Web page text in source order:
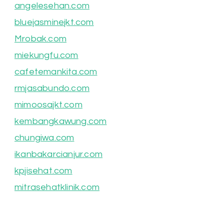
angelesehan.com
bluejasminejkt.com
Mrobak.com
miekungfu.com
cafetemankita.com
rmjasabundo.com
mimoosajkt.com
kembangkawung.com
chungiwa.com
ikanbakarcianjur.com
kpjisehat.com
mitrasehatklinik.com